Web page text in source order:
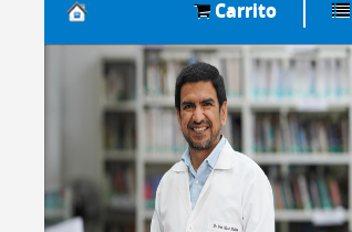
Biblioteca
Central
EsSalud
Carrito